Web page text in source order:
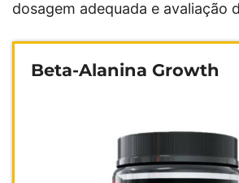
dosagem adequada e avaliação
Beta-Alanina Growth